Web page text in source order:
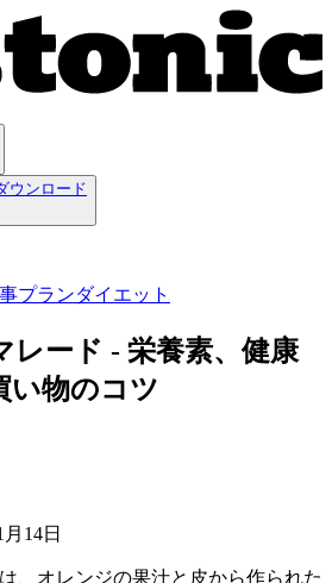
ウンロード
プランダイエット
レード - 栄養素、健康
い物のコツ
14日
、オレンジの果汁と皮から作られた